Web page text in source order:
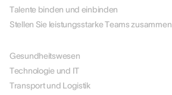
Talente binden und einbinden
Stellen Sie leistungsstarke Teams zusammen
Gesundheitswesen
Technologie und IT
Transport und Logistik